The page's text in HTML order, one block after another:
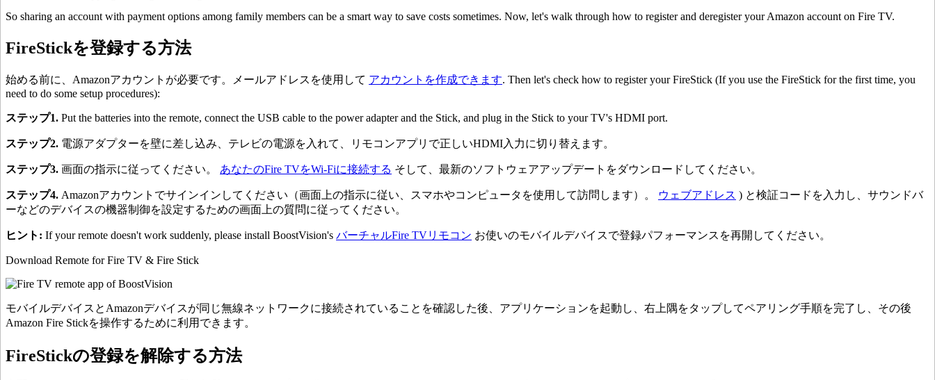
So sharing an account with payment options among family members can be a smart way to save costs sometimes. Now, let's walk through how to register and deregister your Amazon account on Fire TV.
FireStickを登録する方法
始める前に、Amazonアカウントが必要です。メールアドレスを使用して アカウントを作成できます. Then let's check how to register your FireStick (If you use the FireStick for the first time, you
need to do some setup procedures):
ステップ1. Put the batteries into the remote, connect the USB cable to the power adapter and the Stick, and plug in the Stick to your TV's HDMI port.
ステップ2. 電源アダプターを壁に差し込み、テレビの電源を入れて、リモコンアプリで正しいHDMI入力に切り替えます。
ステップ3. 画面の指示に従ってください。 あなたのFire TVをWi-Fiに接続する そして、最新のソフトウェアアップデートをダウンロードしてください。
ステップ4. Amazonアカウントでサインインしてください（画面上の指示に従い、スマホやコンピュータを使用して訪問します）。 ウェブアドレス ) と検証コードを入力し、サウンドバ
ーなどのデバイスの機器制御を設定するための画面上の質問に従ってください。
ヒント: If your remote doesn't work suddenly, please install BoostVision's バーチャルFire TVリモコン お使いのモバイルデバイスで登録パフォーマンスを再開してください。
Download Remote for Fire TV & Fire Stick
モバイルデバイスとAmazonデバイスが同じ無線ネットワークに接続されていることを確認した後、アプリケーションを起動し、右上隅をタップしてペアリング手順を完了し、その後
Amazon Fire Stickを操作するために利用できます。
FireStickの登録を解除する方法